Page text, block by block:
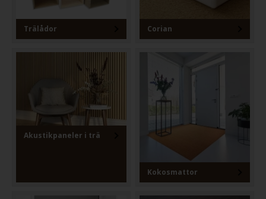
Trälådor Corian
Akustikpaneler i trä
Kokosmattor